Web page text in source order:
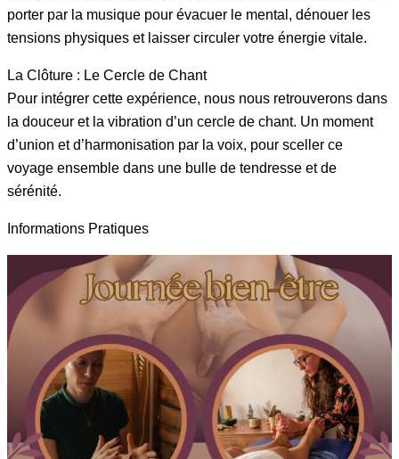
porter par la musique pour évacuer le mental, dénouer les
tensions physiques et laisser circuler votre énergie vitale.
La Clôture : Le Cercle de Chant
Pour intégrer cette expérience, nous nous retrouverons dans
la douceur et la vibration d’un cercle de chant. Un moment
d’union et d’harmonisation par la voix, pour sceller ce
voyage ensemble dans une bulle de tendresse et de
sérénité.
Informations Pratiques